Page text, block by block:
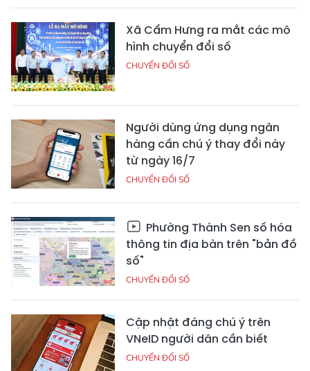
Xã Cẩm Hưng ra mắt các mô
hình chuyển đổi số
CHUYỂN ĐỔI SỐ
Người dùng ứng dụng ngân
hàng cần chú ý thay đổi này
từ ngày 16/7
CHUYỂN ĐỔI SỐ
Phường Thành Sen số hóa
thông tin địa bàn trên "bản đồ
số"
CHUYỂN ĐỔI SỐ
Cập nhật đáng chú ý trên
VNeID người dân cần biết
CHUYỂN ĐỔI SỐ